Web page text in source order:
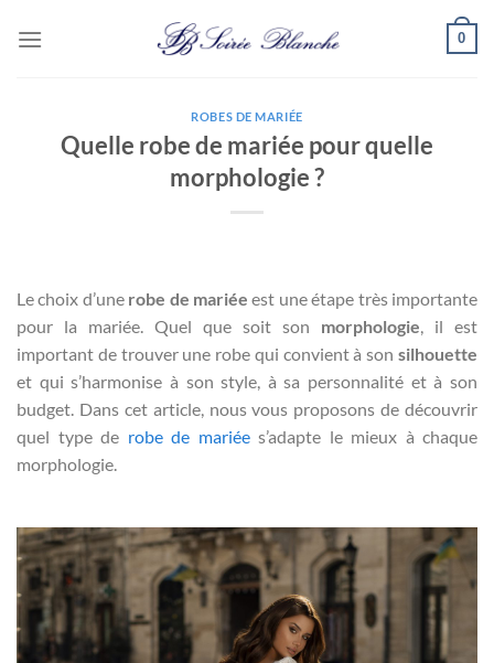
0
ROBES DE MARIÉE
Quelle robe de mariée pour quelle
morphologie ?
Le choix d’une robe de mariée est une étape très importante
pour la mariée. Quel que soit son morphologie , il est
important de trouver une robe qui convient à son silhouette
et qui s’harmonise à son style, à sa personnalité et à son
budget. Dans cet article, nous vous proposons de découvrir
quel type de robe de mariées’adapte le mieux à chaque
morphologie.